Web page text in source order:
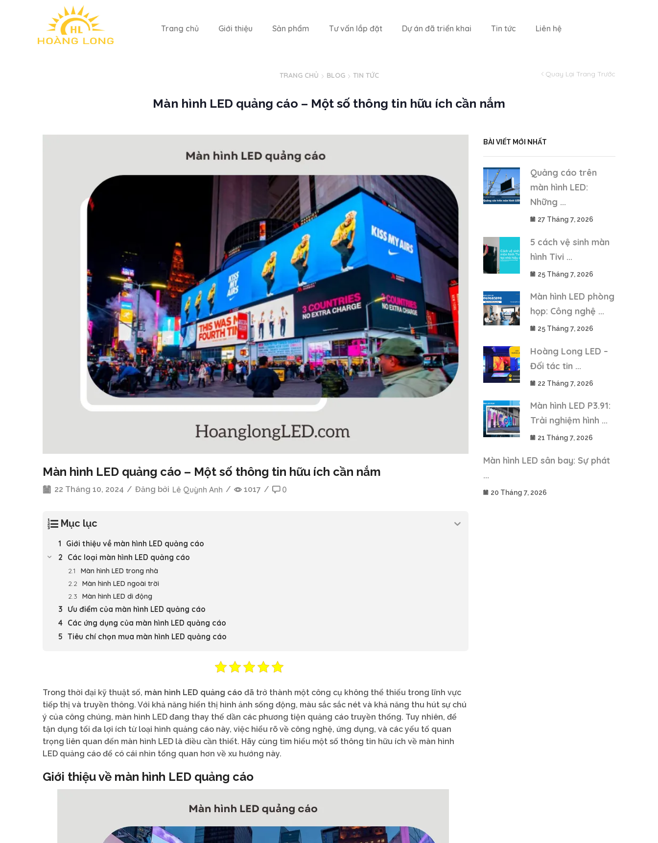
Trang chủ Giới thiệu Sản phẩm Tư vấn lắp đặt Dự án đã triển khai Tin tức Liên hệ
Quay Lại Trang Trước
TRANG CHỦ BLOG TIN TỨC
Màn hình LED quảng cáo – Một số thông tin hữu ích cần nắm
Màn hình LED quảng cáo – Một số thông tin hữu ích cần nắm
22 Tháng 10, 2024 / Đăng bởi Lê Quỳnh Anh / 1017 / 0
Mục lục
Giới thiệu về màn hình LED quảng cáo
Các loại màn hình LED quảng cáo
Màn hình LED trong nhà
Màn hình LED ngoài trời
Màn hình LED di động
Ưu điểm của màn hình LED quảng cáo
Các ứng dụng của màn hình LED quảng cáo
Tiêu chí chọn mua màn hình LED quảng cáo
Trong thời đại kỹ thuật số, màn hình LED quảng cáo đã trở thành một công cụ không thể thiếu trong lĩnh vực
tiếp thị và truyền thông. Với khả năng hiển thị hình ảnh sống động, màu sắc sắc nét và khả năng thu hút sự chú
ý của công chúng, màn hình LED đang thay thế dần các phương tiện quảng cáo truyền thống. Tuy nhiên, để
tận dụng tối đa lợi ích từ loại hình quảng cáo này, việc hiểu rõ về công nghệ, ứng dụng, và các yếu tố quan
trọng liên quan đến màn hình LED là điều cần thiết. Hãy cùng tìm hiểu một số thông tin hữu ích về màn hình
LED quảng cáo để có cái nhìn tổng quan hơn về xu hướng này.
Giới thiệu về màn hình LED quảng cáo
BÀI VIẾT MỚI NHẤT
Quảng cáo trên
màn hình LED:
Những ...
27 Tháng 7, 2026
5 cách vệ sinh màn
hình Tivi ...
25 Tháng 7, 2026
Màn hình LED phòng
họp: Công nghệ ...
25 Tháng 7, 2026
Hoàng Long LED –
Đối tác tin ...
22 Tháng 7, 2026
Màn hình LED P3.91:
Trải nghiệm hình ...
21 Tháng 7, 2026
Màn hình LED sân bay: Sự phát
...
20 Tháng 7, 2026